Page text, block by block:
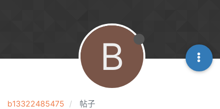
b13322485475 帖子
B